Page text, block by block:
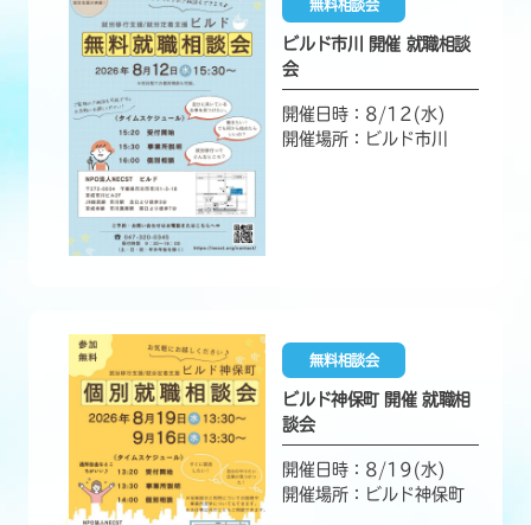
無料相談会
ビルド市川 開催 就職相談
会
開催日時：8/12(水)
開催場所：ビルド市川
無料相談会
ビルド神保町 開催 就職相
談会
開催日時：8/19(水)
開催場所：ビルド神保町